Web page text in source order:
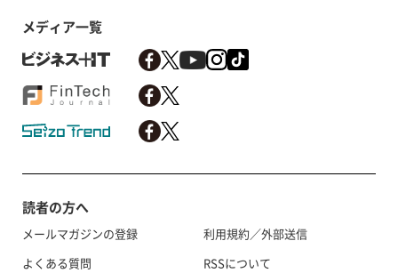
メディア一覧
読者の方へ
メールマガジンの登録
よくある質問
利用規約／外部送信
RSSについて